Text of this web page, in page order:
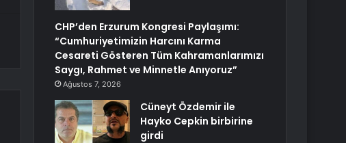
CHP’den Erzurum Kongresi Paylaşımı:
“Cumhuriyetimizin Harcını Karma
Cesareti Gösteren Tüm Kahramanlarımızı
Saygı, Rahmet ve Minnetle Anıyoruz”
Ağustos 7, 2026
Cüneyt Özdemir ile
Hayko Cepkin birbirine
girdi